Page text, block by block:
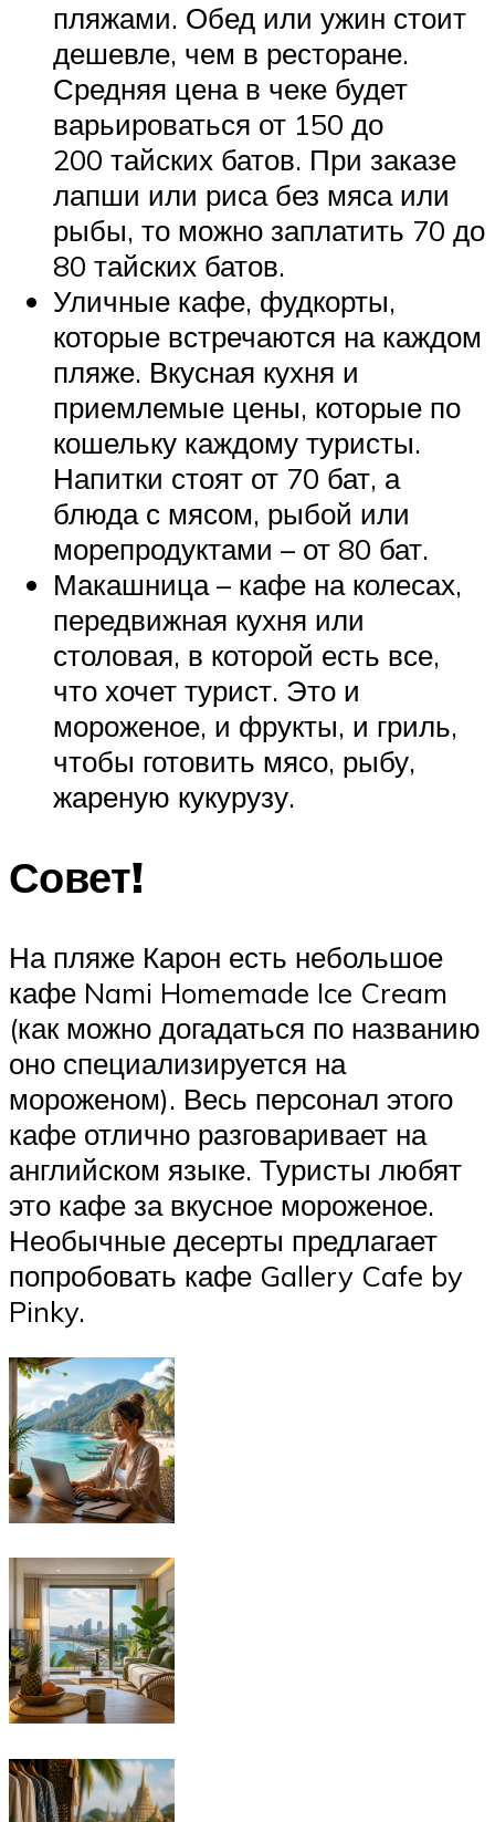
пляжами. Обед или ужин стоит
дешевле, чем в ресторане.
Средняя цена в чеке будет
варьироваться от 150 до
200 тайских батов. При заказе
лапши или риса без мяса или
рыбы, то можно заплатить 70 до
80 тайских батов.
Уличные кафе, фудкорты,
которые встречаются на каждом
пляже. Вкусная кухня и
приемлемые цены, которые по
кошельку каждому туристы.
Напитки стоят от 70 бат, а
блюда с мясом, рыбой или
морепродуктами – от 80 бат.
Макашница – кафе на колесах,
передвижная кухня или
столовая, в которой есть все,
что хочет турист. Это и
мороженое, и фрукты, и гриль,
чтобы готовить мясо, рыбу,
жареную кукурузу.
Совет!
На пляже Карон есть небольшое
кафе Nami Homemade Ice Cream
(как можно догадаться по названию
оно специализируется на
мороженом). Весь персонал этого
кафе отлично разговаривает на
английском языке. Туристы любят
это кафе за вкусное мороженое.
Необычные десерты предлагает
попробовать кафе Gallery Cafe by
Pinky.